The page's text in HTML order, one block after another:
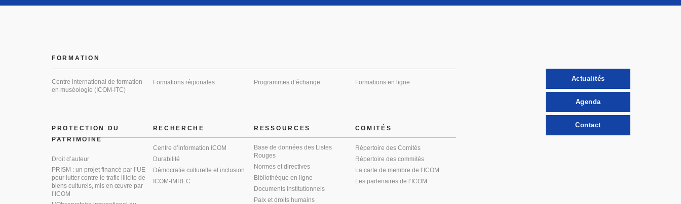
PROTECTION DU
PATRIMOINE
Droit d’auteur
PRISM : un projet financé par l’UE
pour lutter contre le trafic illicite de
biens culturels, mis en œuvre par
l’ICOM
FORMATION
Centre international de formation
en muséologie (ICOM-ITC)
Formations régionales Programmes d’échange Formations en ligne
RECHERCHE
Centre d’information ICOM
Durabilité
Démocratie culturelle et inclusion
ICOM-IMREC
RESSOURCES
Base de données des Listes
Rouges
Normes et directives
Bibliothèque en ligne
Documents institutionnels
Paix et droits humains
COMITÉS
Répertoire des Comités
Répertoire des commités
La carte de membre de l’ICOM
Les partenaires de l’ICOM
Actualités
Agenda
Contact